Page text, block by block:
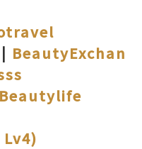
| BeautyExchan
Beautylife